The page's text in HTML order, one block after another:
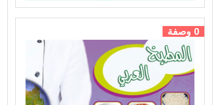
0 وصفة